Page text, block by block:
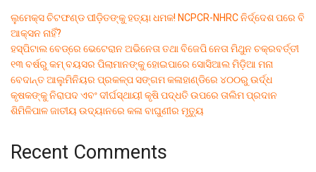
ଲୁମେକ୍ସ ଚିଟଫଣ୍ଡ ପୀଡ଼ିତଙ୍କୁ ହତ୍ୟା ଧମକ! NCPCR-NHRC ନିର୍ଦ୍ଦେଶ ପରେ ବି
ଆକ୍ସନ ନାହିଁ?
ହସ୍ପିଟାଲ ବେଡ୍‌ରେ ଭେଟେରାନ ଅଭିନେତା ତଥା ବିଜେପି ନେତା ମିଥୁନ ଚକ୍ରବର୍ତ୍ତୀ
୧୩ ବର୍ଷରୁ କମ୍ ବୟସର ପିଲାମାନଙ୍କୁ ହୋଇପାରେ ସୋସିଆଲ ମିଡ଼ିଆ ମନା
ବେଦାନ୍ତ ଆଲୁମିନିୟର ପ୍ରକଳ୍ପ ସଙ୍ଗମ କଳାହାଣ୍ଡିରେ ୪୦୦ରୁ ଉର୍ଦ୍ଧ
କୃଷକଙ୍କୁ ନିରାପଦ ଏବଂ ଦୀର୍ଘସ୍ଥାୟୀ କୃଷି ପଦ୍ଧତି ଉପରେ ତାଲିମ ପ୍ରଦାନ
ଶିମିଳିପାଳ ଜାତୀୟ ଉଦ୍ୟାନରେ କଳା ବାଘୁଣୀର ମୃତ୍ୟୁ
Recent Comments